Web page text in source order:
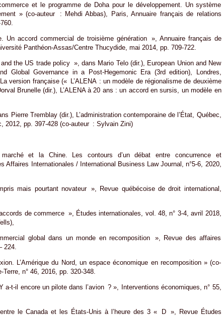
et le programme de Doha pour le développement. Un système
» (co-auteur : Mehdi Abbas), Paris, Annuaire français de relations
Un accord commercial de troisième génération », Annuaire français de
Panthéon-Assas/Centre Thucydide, mai 2014, pp. 709-722.
the US trade policy », dans Mario Telo (dir.), European Union and New
Global Governance in a Post-Hegemonic Era (3rd edition), Londres,
version française (« L’ALENA : un modèle de régionalisme de deuxième
Brunelle (dir.), L’ALENA à 20 ans : un accord en sursis, un modèle en
Pierre Tremblay (dir.), L’administration contemporaine de l’État, Québec,
2012, pp. 397-428 (co-auteur : Sylvain Zini)
et la Chine. Les contours d’un débat entre concurrence et
Affaires Internationales / International Business Law Journal, n°5-6, 2020,
mais pourtant novateur », Revue québécoise de droit international,
de commerce », Études internationales, vol. 48, n° 3-4, avril 2018,
global dans un monde en recomposition », Revue des affaires
224.
L’Amérique du Nord, un espace économique en recomposition » (co-
n° 46, 2016, pp. 320-348.
t-il encore un pilote dans l’avion ? », Interventions économiques, n° 55,
le Canada et les États-Unis à l’heure des 3 « D », Revue Études